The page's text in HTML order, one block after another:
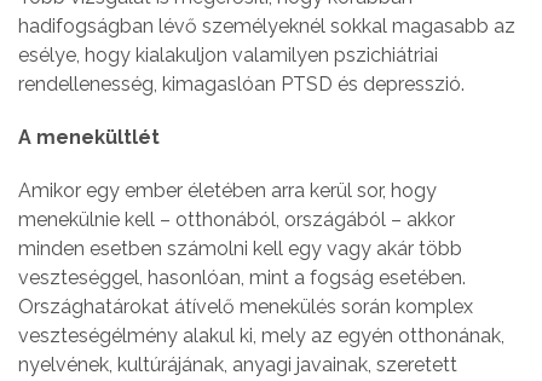
hadifogságban lévő személyeknél sokkal magasabb az
esélye, hogy kialakuljon valamilyen pszichiátriai
rendellenesség, kimagaslóan PTSD és depresszió.
A menekültlét
Amikor egy ember életében arra kerül sor, hogy
menekülnie kell – otthonából, országából – akkor
minden esetben számolni kell egy vagy akár több
veszteséggel, hasonlóan, mint a fogság esetében.
Országhatárokat átívelő menekülés során komplex
veszteségélmény alakul ki, mely az egyén otthonának,
nyelvének, kultúrájának, anyagi javainak, szeretett